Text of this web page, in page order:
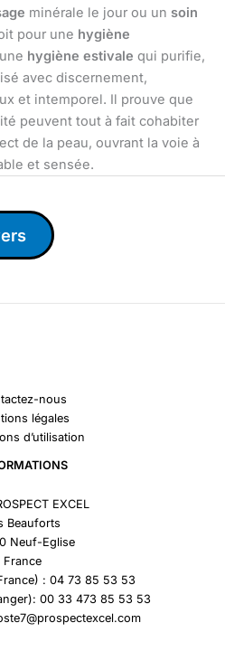
minérale le jour ou un soin
pour une hygiène
hygiène estivale qui purifie,
avec discernement,
et intemporel. Il prouve que
peuvent tout à fait cohabiter
de la peau, ouvrant la voie à
et sensée.
nous
légales
d’utilisation
EXCEL
Beauforts
Neuf-Eglise
France
: 04 73 85 53 53
00 33 473 85 53 53